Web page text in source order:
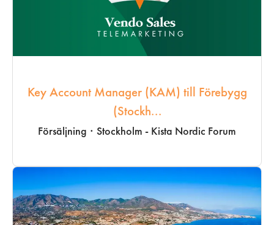
Key Account Manager (KAM) till Förebygg
(Stockh...
Försäljning · Stockholm - Kista Nordic Forum